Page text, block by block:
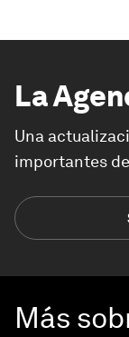
La
Una
importantes
Más